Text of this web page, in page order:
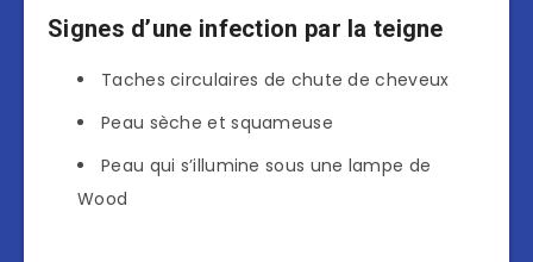
Signes d’une infection par la teigne
Taches circulaires de chute de cheveux
Peau sèche et squameuse
Peau qui s’illumine sous une lampe de
Wood